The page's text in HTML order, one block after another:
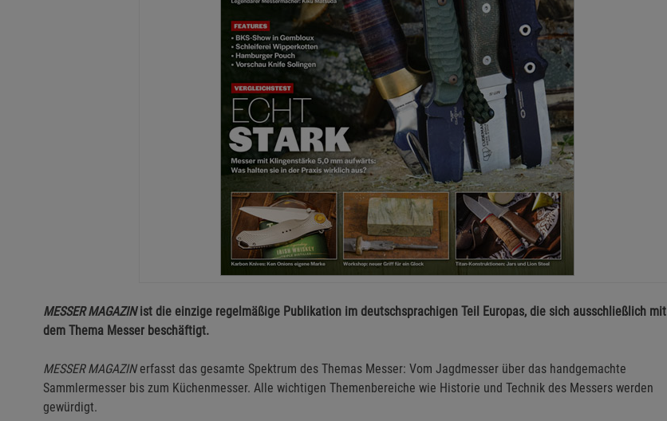
MESSER MAGAZINist die einzige regelmäßige Publikation im deutschsprachigen Teil Europas, die sich ausschließlich mit
dem Thema Messer beschäftigt.
MESSER MAGAZINerfasst das gesamte Spektrum des Themas Messer: Vom Jagdmesser über das handgemachte
Sammlermesser bis zum Küchenmesser. Alle wichtigen Themenbereiche wie Historie und Technik des Messers werden
gewürdigt.